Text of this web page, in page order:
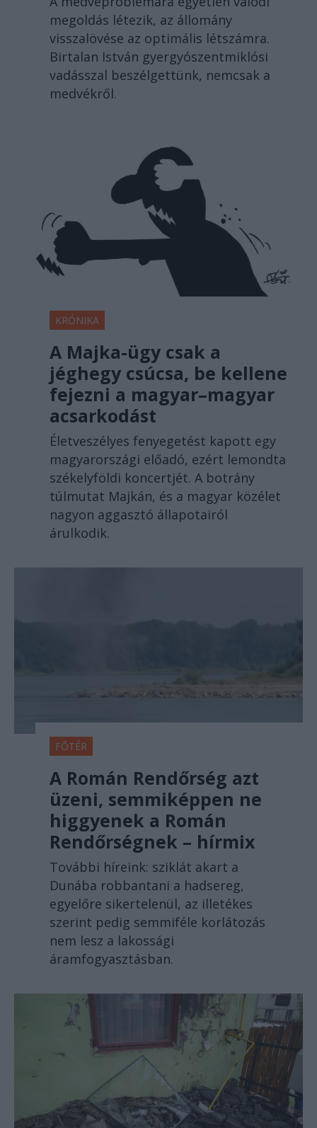
megoldás létezik, az állomány
visszalövése az optimális létszámra.
Birtalan István gyergyószentmiklósi
vadásszal beszélgettünk, nemcsak a
medvékről.
KRÓNIKA
A Majka-ügy csak a
jéghegy csúcsa, be kellene
fejezni a magyar–magyar
acsarkodást
Életveszélyes fenyegetést kapott egy
magyarországi előadó, ezért lemondta
székelyföldi koncertjét. A botrány
túlmutat Majkán, és a magyar közélet
nagyon aggasztó állapotairól
árulkodik.
FŐTÉR
A Román Rendőrség azt
üzeni, semmiképpen ne
higgyenek a Román
Rendőrségnek – hírmix
További híreink: sziklát akart a
Dunába robbantani a hadsereg,
egyelőre sikertelenül, az illetékes
szerint pedig semmiféle korlátozás
nem lesz a lakossági
áramfogyasztásban.